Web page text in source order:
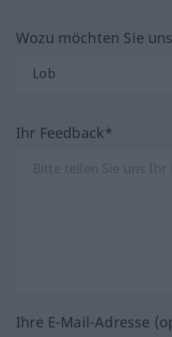
Wozu möchten Sie
Ihr Feedback*
Ihre E-Mail-Adresse